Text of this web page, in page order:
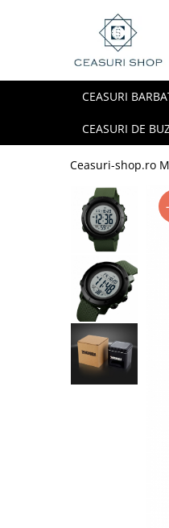
CEASURI
CEASURI DE
Ceasuri-shop.ro